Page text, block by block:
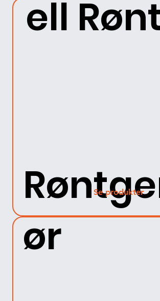
ell
ør
Se produkter